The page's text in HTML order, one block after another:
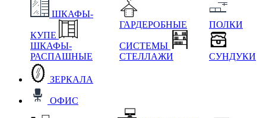
ШКАФЫ-
КУПЕ
ШКАФЫ-
РАСПАШНЫЕ
ГАРДЕРОБНЫЕ
СИСТЕМЫ
СТЕЛЛАЖИ
ПОЛКИ
СУНДУКИ
ЗЕРКАЛА
ОФИС